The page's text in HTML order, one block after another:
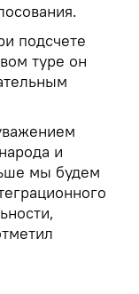
подсчете
туре он
и
мы будем